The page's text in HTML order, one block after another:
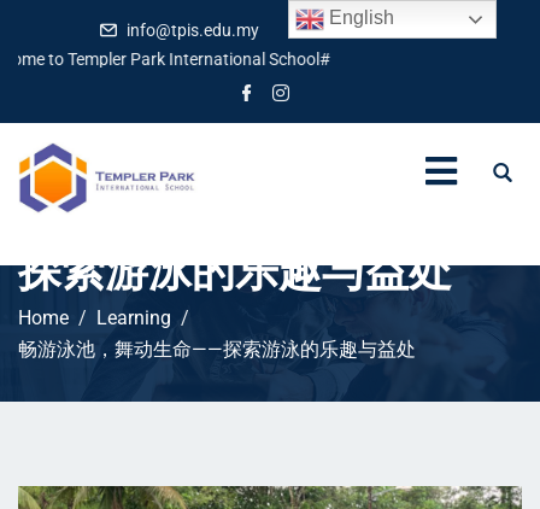
info@tpis.edu.my
+60 360 94 4343
to Templer Park International School#
畅游泳池，舞动生命——
探索游泳的乐趣与益处
Home
Learning
畅游泳池，舞动生命——探索游泳的乐趣与益处
English